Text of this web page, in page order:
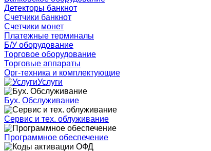
Детекторы банкнот
Счетчики банкнот
Счетчики монет
Платежные терминалы
Б/У оборудование
Торговое оборудование
Торговые аппараты
Орг-техника и комплектующие
Услуги
Бух. Обслуживание
Сервис и тех. облуживание
Программное обеспечение